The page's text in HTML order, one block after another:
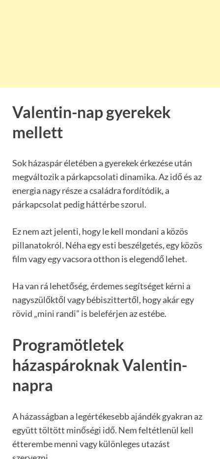
Valentin-nap gyerekek
mellett
Sok házaspár életében a gyerekek érkezése után
megváltozik a párkapcsolati dinamika. Az idő és az
energia nagy része a családra fordítódik, a
párkapcsolat pedig háttérbe szorul.
Ez nem azt jelenti, hogy le kell mondani a közös
pillanatokról. Néha egy esti beszélgetés, egy közös
film vagy egy vacsora otthon is elegendő lehet.
Ha van rá lehetőség, érdemes segítséget kérni a
nagyszülőktől vagy bébiszittertől, hogy akár egy
rövid „mini randi” is beleférjen az estébe.
Programötletek
házaspároknak Valentin-
napra
A házasságban a legértékesebb ajándék gyakran az
együtt töltött minőségi idő. Nem feltétlenül kell
étterembe menni vagy különleges utazást